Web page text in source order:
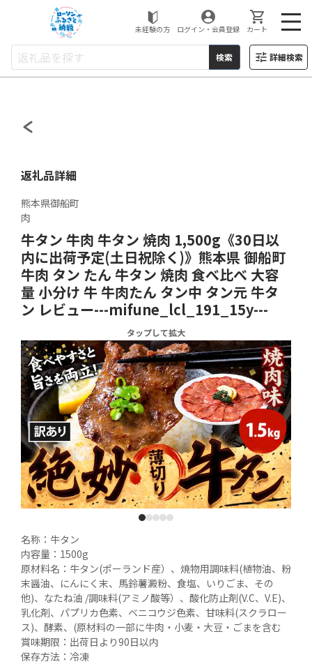
ローソンふるさと納税
未経験の方 ログイン・会員登録 カート
検索 詳細検索
返礼品詳細
熊本県御船町
肉
牛タン 牛肉 牛タン 焼肉 1,500g《30日以
内に出荷予定(土日祝除く)》熊本県 御船町
牛肉 タン たん 牛タン 焼肉 食べ比べ 大容
量 小分け 牛 牛肉たん タン中 タン元 牛タ
ン レビュー---mifune_lcl_191_15y---
タップして拡大
1 2 3 4 5
名称：牛タン
内容量：1500g
原材料名：牛タン(ポーランド産）、焼物用調味料(植物油、粉
末醤油、にんにく末、馬鈴薯澱粉、食塩、いりごま、その
他)、なたね油 /調味料(アミノ酸等）、酸化防止剤(V.C、V.E)、
乳化剤、パプリカ色素、ベニコウジ色素、甘味料(スクラロー
ス)、酵素、(原材料の一部に牛肉・小麦・大豆・ごまを含む
賞味期限：出荷日より90日以内
保存方法：冷凍